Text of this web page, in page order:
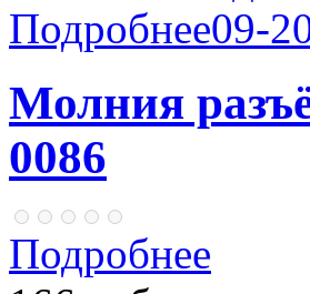
Подробнее
Молния
0086
Подробнее